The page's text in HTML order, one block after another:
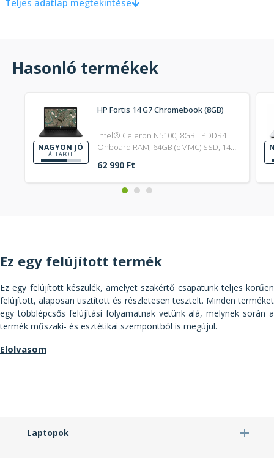
Hasonló termékek
NAGYON JÓ
ÁLLAPOT
HP Fortis 14 G7 Chromebook (8GB)
Intel® Celeron N5100, 8GB LPDDR4
Onboard RAM, 64GB (eMMC) SSD, 14"
Chrome OS
62 990 Ft
Ez egy felújított termék
Ez egy felújított készülék, amelyet szakértő csapatunk teljes körűen
felújított, alaposan tisztított és részletesen tesztelt. Minden terméket
egy többlépcsős felújítási folyamatnak vetünk alá, melynek során a
termék műszaki- és esztétikai szempontból is megújul.
Elolvasom
Laptopok